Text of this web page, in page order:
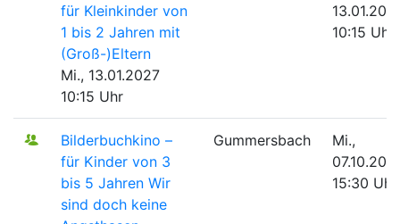
für Kleinkinder von
1 bis 2 Jahren mit
(Groß-)Eltern
Mi., 13.01.2027
10:15 Uhr
10:15 Uhr
Bilderbuchkino –
für Kinder von 3
bis 5 Jahren Wir
sind doch keine
Gummersbach
Mi.,
15:30 Uhr